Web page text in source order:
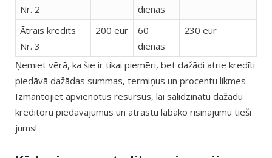
Nr. 2
dienas
Ātrais kredīts
Nr. 3
200 eur
60
dienas
230 eur
Ņemiet vērā, ka šie ir tikai piemēri, bet dažādi atrie kredīti
piedāvā dažādas summas, termiņus un procentu likmes.
Izmantojiet apvienotus resursus, lai salīdzinātu dažādu
kreditoru piedāvājumus un atrastu labāko risinājumu tieši
jums!